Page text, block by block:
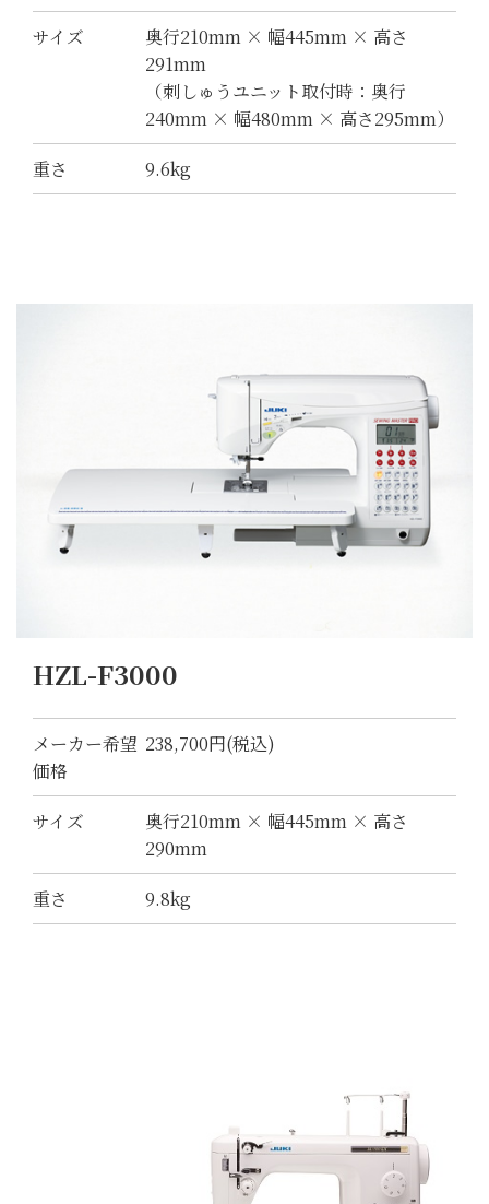
サイズ
奥行210mm × 幅445mm × 高さ
291mm
（刺しゅうユニット取付時：奥行
240mm × 幅480mm × 高さ295mm）
重さ
9.6kg
HZL-F3000
メーカー希望
価格
238,700円(税込)
サイズ
奥行210mm × 幅445mm × 高さ
290mm
重さ
9.8kg